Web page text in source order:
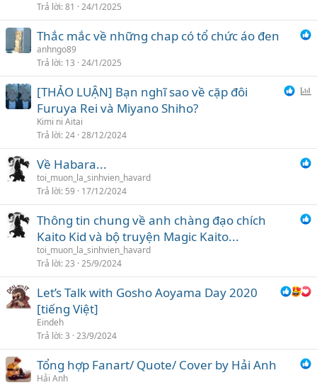
Trả lời 81 24/1/2025
Thắc mắc về những chap có tổ chức áo đen
anhngo89
Trả lời 13 24/1/2025
c
h
[THẢO LUẬN] Bạn nghĩ sao về cặp đôi
Furuya Rei và Miyano Shiho?
Kimi ni Aitai
Trả lời 24 28/12/2024
Về Habara...
toi_muon_la_sinhvien_havard
Trả lời 59 17/12/2024
Thông tin chung về anh chàng đạo chích
Kaito Kid và bộ truyện Magic Kaito...
toi_muon_la_sinhvien_havard
Trả lời 23 25/9/2024
Let’s Talk with Gosho Aoyama Day 2020
[tiếng Việt]
Eindeh
Trả lời 3 23/9/2024
Tổng hợp Fanart/ Quote/ Cover by Hải Anh
Hải Anh